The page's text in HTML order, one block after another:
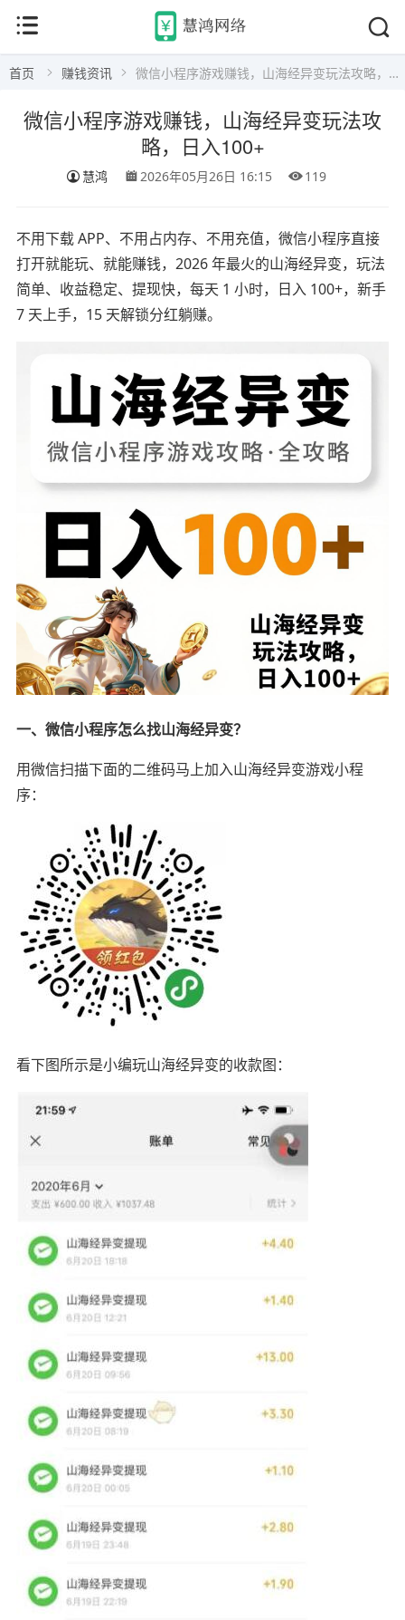
首页 赚钱资讯 微信小程序游戏赚钱，山海经异变玩法攻略，日入100+
微信小程序游戏赚钱，山海经异变玩法攻
略，日入100+
慧鸿 2026年05月26日 16:15 119
不用下载 APP、不用占内存、不用充值，微信小程序直接
打开就能玩、就能赚钱，2026 年最火的山海经异变，玩法
简单、收益稳定、提现快，每天 1 小时，日入 100+，新手
7 天上手，15 天解锁分红躺赚。
一、微信小程序怎么找山海经异变？
用微信扫描下面的二维码马上加入山海经异变游戏小程
序：
看下图所示是小编玩山海经异变的收款图：